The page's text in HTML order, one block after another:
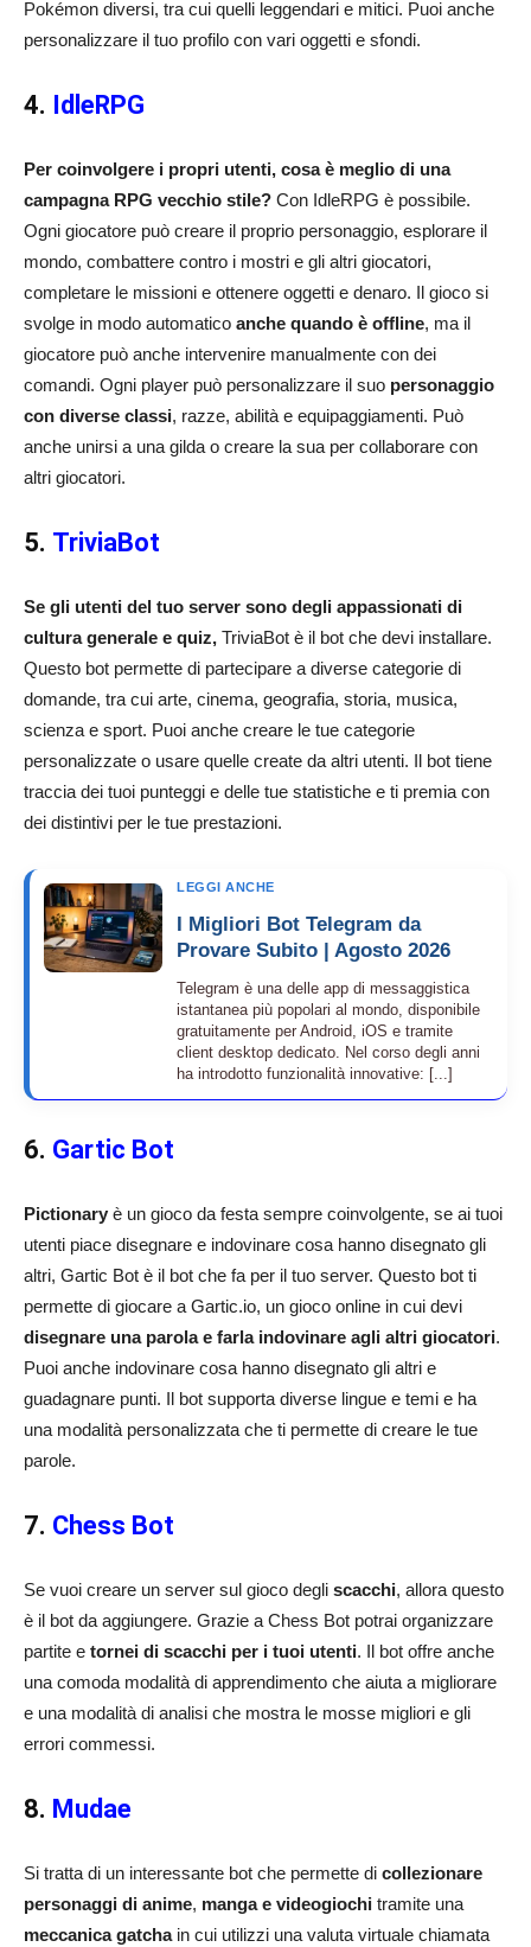
Pokémon diversi, tra cui quelli leggendari e mitici. Puoi anche
personalizzare il tuo profilo con vari oggetti e sfondi.
4. IdleRPG
Per coinvolgere i propri utenti, cosa è meglio di una
campagna RPG vecchio stile? Con IdleRPG è possibile.
Ogni giocatore può creare il proprio personaggio, esplorare il
mondo, combattere contro i mostri e gli altri giocatori,
completare le missioni e ottenere oggetti e denaro. Il gioco si
svolge in modo automatico anche quando è offline, ma il
giocatore può anche intervenire manualmente con dei
comandi. Ogni player può personalizzare il suo personaggio
con diverse classi, razze, abilità e equipaggiamenti. Può
anche unirsi a una gilda o creare la sua per collaborare con
altri giocatori.
5. TriviaBot
Se gli utenti del tuo server sono degli appassionati di
cultura generale e quiz, TriviaBot è il bot che devi installare.
Questo bot permette di partecipare a diverse categorie di
domande, tra cui arte, cinema, geografia, storia, musica,
scienza e sport. Puoi anche creare le tue categorie
personalizzate o usare quelle create da altri utenti. Il bot tiene
traccia dei tuoi punteggi e delle tue statistiche e ti premia con
dei distintivi per le tue prestazioni.
LEGGI ANCHE
I Migliori Bot Telegram da
Provare Subito | Agosto 2026
Telegram è una delle app di messaggistica
istantanea più popolari al mondo, disponibile
gratuitamente per Android, iOS e tramite
client desktop dedicato. Nel corso degli anni
ha introdotto funzionalità innovative: [...]
6. Gartic Bot
Pictionary è un gioco da festa sempre coinvolgente, se ai tuoi
utenti piace disegnare e indovinare cosa hanno disegnato gli
altri, Gartic Bot è il bot che fa per il tuo server. Questo bot ti
permette di giocare a Gartic.io, un gioco online in cui devi
disegnare una parola e farla indovinare agli altri giocatori.
Puoi anche indovinare cosa hanno disegnato gli altri e
guadagnare punti. Il bot supporta diverse lingue e temi e ha
una modalità personalizzata che ti permette di creare le tue
parole.
7. Chess Bot
Se vuoi creare un server sul gioco degli scacchi, allora questo
è il bot da aggiungere. Grazie a Chess Bot potrai organizzare
partite e tornei di scacchi per i tuoi utenti. Il bot offre anche
una comoda modalità di apprendimento che aiuta a migliorare
e una modalità di analisi che mostra le mosse migliori e gli
errori commessi.
8. Mudae
Si tratta di un interessante bot che permette di collezionare
personaggi di anime, manga e videogiochi tramite una
meccanica gatchain cui utilizzi una valuta virtuale chiamata